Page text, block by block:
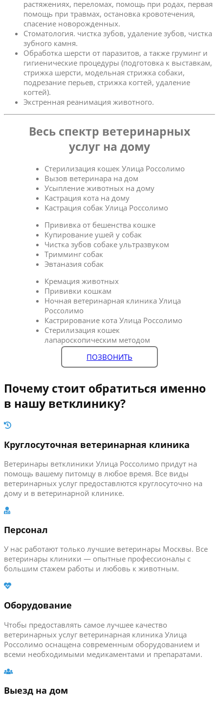
растяжениях, переломах, помощь при родах, первая
помощь при травмах, остановка кровотечения,
спасение новорожденных.
Стоматология. чистка зубов, удаление зубов, чистка
зубного камня.
Обработка шерсти от паразитов, а также груминг и
гигиенические процедуры (подготовка к выставкам,
стрижка шерсти, модельная стрижка собаки,
подрезание перьев, стрижка когтей, удаление
когтей).
Экстренная реанимация животного.
Весь спектр ветеринарных
услуг на дому
Стерилизация кошек Улица Россолимо
Вызов ветеринара на дом
Усыпление животных на дому
Кастрация кота на дому
Кастрация собак Улица Россолимо
Прививка от бешенства кошке
Купирование ушей у собак
Чистка зубов собаке ультразвуком
Тримминг собак
Эвтаназия собак
Кремация животных
Прививки кошкам
Ночная ветеринарная клиника Улица
Россолимо
Кастрирование кота Улица Россолимо
Стерилизация кошек
лапароскопическим методом
ПОЗВОНИТЬ
Почему стоит обратиться именно
в нашу ветклинику?
Круглосуточная ветеринарная клиника
Ветеринары ветклиники Улица Россолимо придут на
помощь вашему питомцу в любое время. Все виды
ветеринарных услуг предоставлются круглосуточно на
дому и в ветеринарной клинике.
Персонал
У нас работают только лучшие ветеринары Москвы. Все
ветеринары клиники — опытные профессионалы с
большим стажем работы и любовь к животным.
Оборудование
Чтобы предоставлять самое лучшее качество
ветеринарных услуг ветеринарная клиника Улица
Россолимо оснащена современным оборудованием и
всеми необходимыми медикаментами и препаратами.
Выезд на дом